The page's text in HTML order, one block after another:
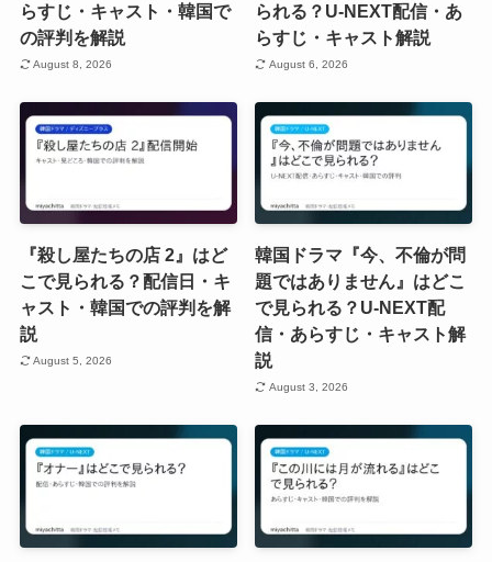
らすじ・キャスト・韓国で
の評判を解説
August 8, 2026
られる？U-NEXT配信・あ
らすじ・キャスト解説
August 6, 2026
『殺し屋たちの店 2』はど
こで見られる？配信日・キ
ャスト・韓国での評判を解
説
August 5, 2026
韓国ドラマ『今、不倫が問
題ではありません』はどこ
で見られる？U-NEXT配
信・あらすじ・キャスト解
説
August 3, 2026